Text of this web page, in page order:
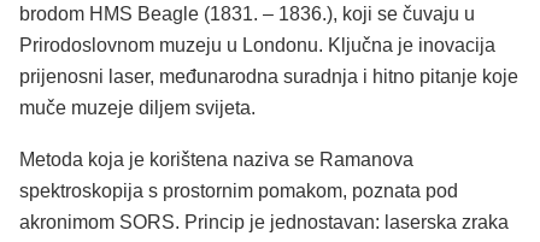
brodom HMS Beagle (1831. – 1836.), koji se čuvaju u
Prirodoslovnom muzeju u Londonu. Ključna je inovacija
prijenosni laser, međunarodna suradnja i hitno pitanje koje
muče muzeje diljem svijeta.
Metoda koja je korištena naziva se Ramanova
spektroskopija s prostornim pomakom, poznata pod
akronimom SORS. Princip je jednostavan: laserska zraka